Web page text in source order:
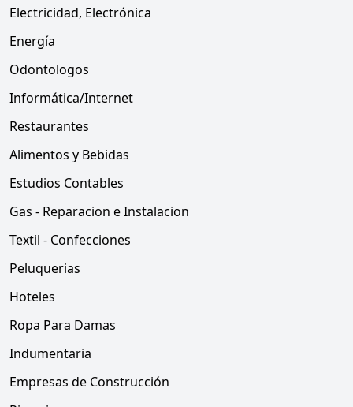
Electricidad, Electrónica
Energía
Odontologos
Informática/Internet
Restaurantes
Alimentos y Bebidas
Estudios Contables
Gas - Reparacion e Instalacion
Textil - Confecciones
Peluquerias
Hoteles
Ropa Para Damas
Indumentaria
Empresas de Construcción